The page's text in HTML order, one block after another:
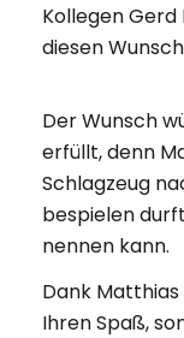
Kollegen
diesen
Der Wunsch
erfüllt, denn
Schlagzeug
bespielen
nennen kann.
Dank
Ihren Spaß,